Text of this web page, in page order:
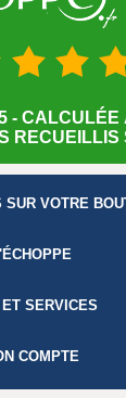
- CALCULÉE
RECUEILLIS
SUR VOTRE
SERVICES
COMPTE